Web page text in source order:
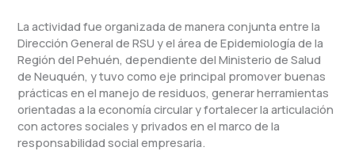
La actividad fue organizada de manera conjunta entre la
Dirección General de RSU y el área de Epidemiología de la
Región del Pehuén, dependiente del Ministerio de Salud
de Neuquén, y tuvo como eje principal promover buenas
prácticas en el manejo de residuos, generar herramientas
orientadas a la economía circular y fortalecer la articulación
con actores sociales y privados en el marco de la
responsabilidad social empresaria.